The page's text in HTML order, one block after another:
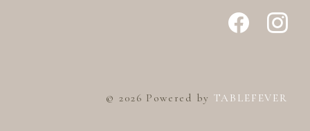
© 2026 Powered by TABLEFEVER